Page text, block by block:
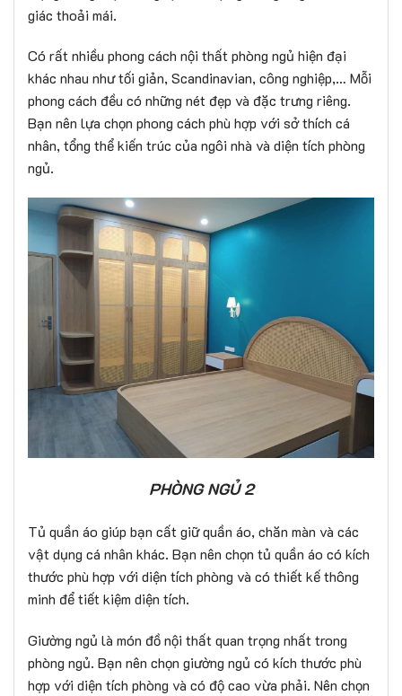
giác thoải mái.
Có rất nhiều phong cách nội thất phòng ngủ hiện đại
khác nhau như tối giản, Scandinavian, công nghiệp,… Mỗi
phong cách đều có những nét đẹp và đặc trưng riêng.
Bạn nên lựa chọn phong cách phù hợp với sở thích cá
nhân, tổng thể kiến trúc của ngôi nhà và diện tích phòng
ngủ.
PHÒNG NGỦ 2
Tủ quần áo giúp bạn cất giữ quần áo, chăn màn và các
vật dụng cá nhân khác. Bạn nên chọn tủ quần áo có kích
thước phù hợp với diện tích phòng và có thiết kế thông
minh để tiết kiệm diện tích.
Giường ngủ là món đồ nội thất quan trọng nhất trong
phòng ngủ. Bạn nên chọn giường ngủ có kích thước phù
hợp với diện tích phòng và có độ cao vừa phải. Nên chọn